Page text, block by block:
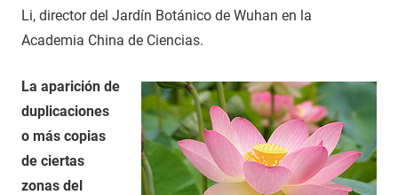
Li, director del Jardín Botánico de Wuhan en la
Academia China de Ciencias.
La aparición de
duplicaciones
o más copias
de ciertas
zonas del